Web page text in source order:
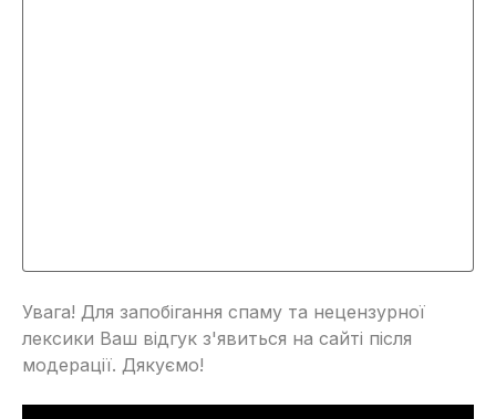
Увага! Для запобігання спаму та нецензурної
лексики Ваш відгук з'явиться на сайті після
модерації. Дякуємо!